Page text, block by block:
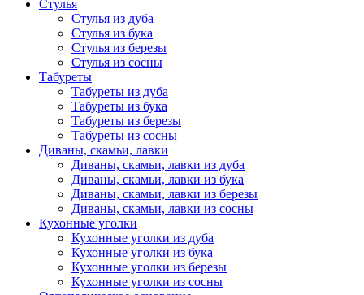
Стулья
Стулья из дуба
Стулья из бука
Стулья из березы
Стулья из сосны
Табуреты
Табуреты из дуба
Табуреты из бука
Табуреты из березы
Табуреты из сосны
Диваны, скамьи, лавки
Диваны, скамьи, лавки из дуба
Диваны, скамьи, лавки из бука
Диваны, скамьи, лавки из березы
Диваны, скамьи, лавки из сосны
Кухонные уголки
Кухонные уголки из дуба
Кухонные уголки из бука
Кухонные уголки из березы
Кухонные уголки из сосны